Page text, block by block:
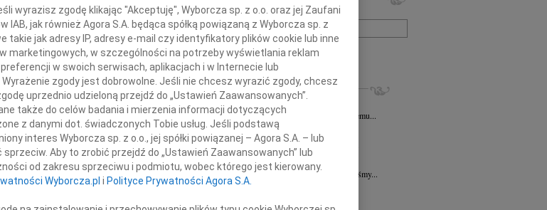
być blisko "
Imię i nazwisko lub numer ogłoszenia:
+ szukanie zaawansowane
INNE NEKROLOGI
Tadeusz Kotłowski 07.08.2026
Drogiemu Koledze Wojciechowi Kotłowskiemu...
Tadeusz Kotłowski 06.08.2026
W dniu 3 sierpnia 2026 roku zmarł prof. dr...
Henryk Paplaczyk
06.08.2026
Z głębokim smutkiem i poruszeniem przyjęliśmy...
Henryk Paplaczyk
Z głębokim smutkiem i żalem przyjęliśmy...
wyrazisz zgodę klikając "Akceptuję", Wyborcza sp. z o.o. oraz jej Zaufani
IAB, jak również Agora S.A. będąca spółką powiązaną z Wyborcza sp. z
takie jak adresy IP, adresy e-mail czy identyfikatory plików cookie lub inne
marketingowych, w szczególności na potrzeby wyświetlania reklam
w swoich serwisach, aplikacjach i w Internecie lub
zgody jest dobrowolne. Jeśli nie chcesz wyrazić zgody, chcesz
uprzednio udzieloną przejdź do „Ustawień Zaawansowanych”.
także do celów badania i mierzenia informacji dotyczących
z danymi dot. świadczonych Tobie usług. Jeśli podstawą
interes Wyborcza sp. z o.o., jej spółki powiązanej – Agora S.A. – lub
Aby to zrobić przejdź do „Ustawień Zaawansowanych” lub
od zakresu sprzeciwu i podmiotu, wobec którego jest kierowany.
Wyborcza.pl i Polityce Prywatności Agora S.A.